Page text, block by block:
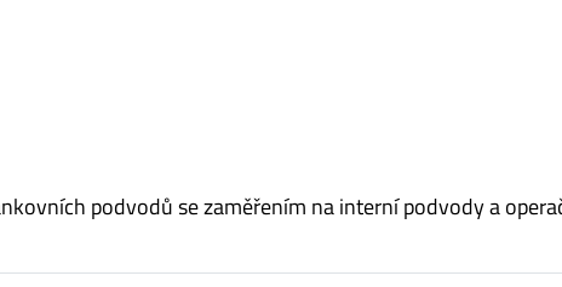
podvodů se zaměřením na interní podvody a